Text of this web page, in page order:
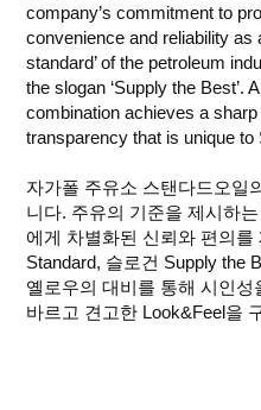
company’s commitment to
convenience and reliability as
standard’ of the petroleum
the slogan ‘Supply the Best’.
combination achieves a
transparency that is unique to
자가폴 주유소 스탠다드오일
니다. 주유의 기준을 제시하
에게 차별화된 신뢰와 편의
Standard, 슬로건 Supply the
옐로우의 대비를 통해 시인
바르고 견고한 Look&Feel을